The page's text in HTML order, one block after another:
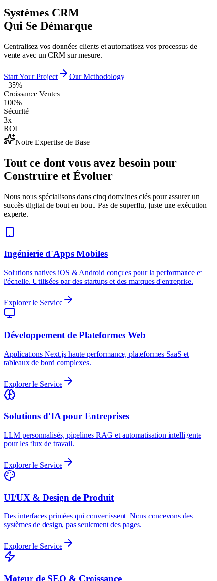
Systèmes CRM
Qui Se Démarque
Centralisez vos données clients et automatisez vos processus de
vente avec un CRM sur mesure.
Start Your Project
Our Methodology
+35%
Croissance Ventes
100%
Sécurité
3x
ROI
Notre Expertise de Base
Tout ce dont vous avez besoin pour
Construire et Évoluer
Nous nous spécialisons dans cinq domaines clés pour assurer un
succès digital de bout en bout. Pas de superflu, juste une exécution
experte.
Ingénierie d'Apps Mobiles
Solutions natives iOS & Android conçues pour la performance et
l'échelle. Utilisées par des startups et des marques d'entreprise.
Explorer le Service
Développement de Plateformes Web
Applications Next.js haute performance, plateformes SaaS et
tableaux de bord complexes.
Explorer le Service
Solutions d'IA pour Entreprises
LLM personnalisés, pipelines RAG et automatisation intelligente
pour les flux de travail.
Explorer le Service
UI/UX & Design de Produit
Des interfaces primées qui convertissent. Nous concevons des
systèmes de design, pas seulement des pages.
Explorer le Service
Moteur de SEO & Croissance